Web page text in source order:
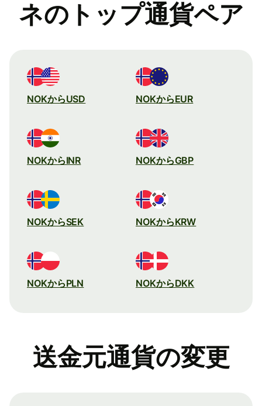
ネのトップ通貨ペア
NOKからUSD NOKからEUR
NOKからINR NOKからGBP
NOKからSEK NOKからKRW
NOKからPLN NOKからDKK
送金元通貨の変更